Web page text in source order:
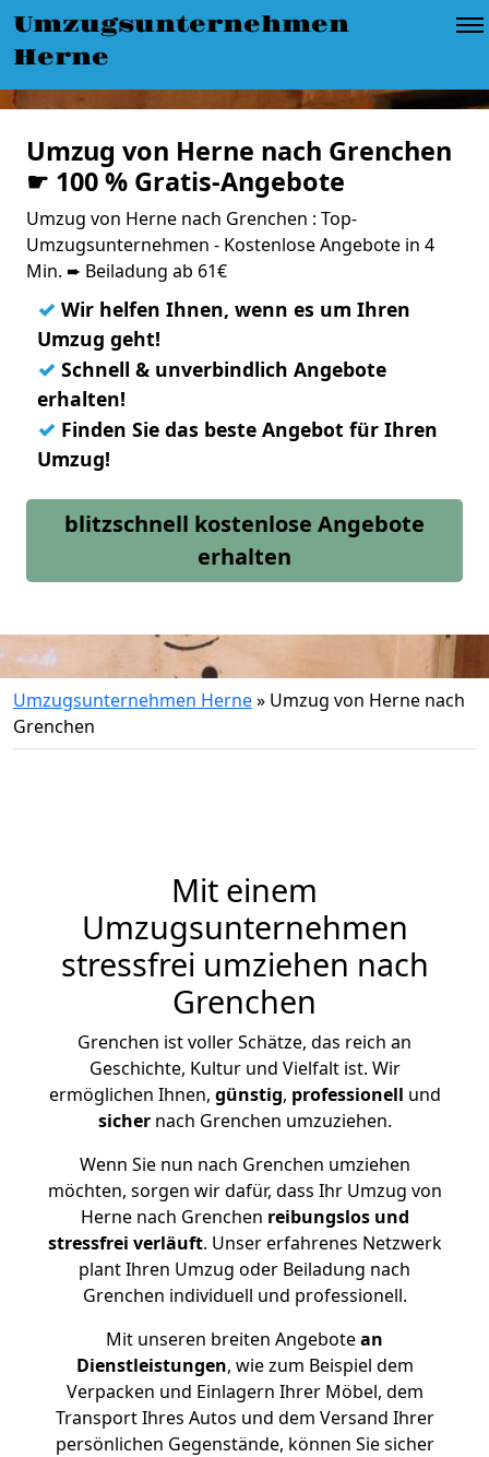
Umzugsunternehmen
Herne
Umzug von Herne nach Grenchen
☛ 100 % Gratis-Angebote
Umzug von Herne nach Grenchen : Top-
Umzugsunternehmen - Kostenlose Angebote in 4
Min. ➨ Beiladung ab 61€
✓ Wir helfen Ihnen, wenn es um Ihren
Umzug geht!
✓ Schnell & unverbindlich Angebote
erhalten!
✓ Finden Sie das beste Angebot für Ihren
Umzug!
blitzschnell kostenlose Angebote
erhalten
Umzugsunternehmen Herne» Umzug von Herne nach
Grenchen
Mit einem
Umzugsunternehmen
stressfrei umziehen nach
Grenchen
Grenchen ist voller Schätze, das reich an
Geschichte, Kultur und Vielfalt ist. Wir
ermöglichen Ihnen, günstig, professionell und
sichernach Grenchen umzuziehen.
Wenn Sie nun nach Grenchen umziehen
möchten, sorgen wir dafür, dass Ihr Umzug von
Herne nach Grenchen reibungslos und
stressfrei verläuft. Unser erfahrenes Netzwerk
plant Ihren Umzug oder Beiladung nach
Grenchen individuell und professionell.
Mit unseren breiten Angebotean
Dienstleistungen, wie zum Beispiel dem
Verpacken und Einlagern Ihrer Möbel, dem
Transport Ihres Autos und dem Versand Ihrer
persönlichen Gegenstände, können Sie sicher